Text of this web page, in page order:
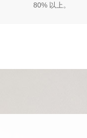
80% 以上。